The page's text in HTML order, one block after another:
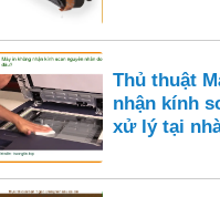
Thủ thuật
nhận kính
xử lý tại